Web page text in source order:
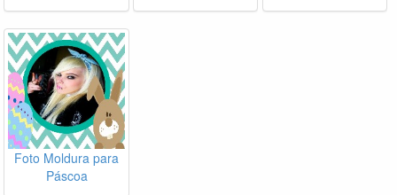
Foto Moldura para
Páscoa